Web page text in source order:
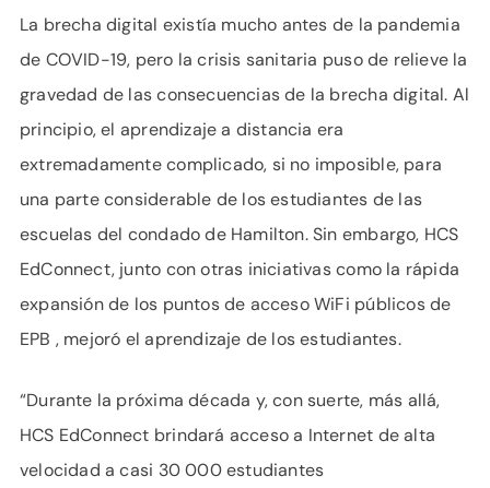
La brecha digital existía mucho antes de la pandemia
de COVID-19, pero la crisis sanitaria puso de relieve la
gravedad de las consecuencias de la brecha digital. Al
principio, el aprendizaje a distancia era
extremadamente complicado, si no imposible, para
una parte considerable de los estudiantes de las
escuelas del condado de Hamilton. Sin embargo, HCS
EdConnect, junto con otras iniciativas como la rápida
expansión de los puntos de acceso WiFi públicos de
EPB , mejoró el aprendizaje de los estudiantes.
“Durante la próxima década y, con suerte, más allá,
HCS EdConnect brindará acceso a Internet de alta
velocidad a casi 30 000 estudiantes